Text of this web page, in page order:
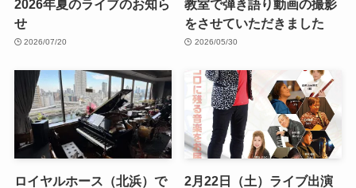
2026年夏のライブのお知ら
せ
2026/07/20
教室で弾き語り動画の撮影
をさせていただきました
2026/05/30
ロイヤルホース（北浜）で
2月22日（土）ライブ出演